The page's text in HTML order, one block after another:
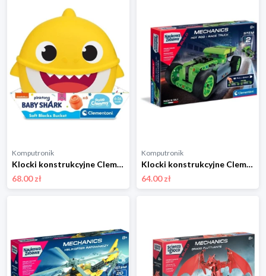
Komputronik
Klocki konstrukcyjne Clementoni Soft Clemmy Baby Shark wiaderko żółte 17427
68.00 zł
Komputronik
Klocki konstrukcyjne Clementoni Laboratorium Mechaniki Hot Road i Race Truck 50792
64.00 zł